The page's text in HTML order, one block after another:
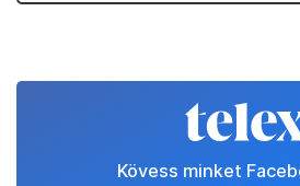
Kövess minket